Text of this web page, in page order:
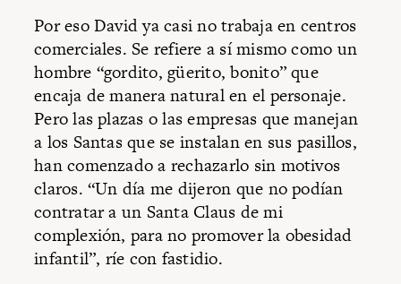
Por eso David ya casi no trabaja en centros
comerciales. Se refiere a sí mismo como un
hombre “gordito, güerito, bonito” que
encaja de manera natural en el personaje.
Pero las plazas o las empresas que manejan
a los Santas que se instalan en sus pasillos,
han comenzado a rechazarlo sin motivos
claros. “Un día me dijeron que no podían
contratar a un Santa Claus de mi
complexión, para no promover la obesidad
infantil”, ríe con fastidio.